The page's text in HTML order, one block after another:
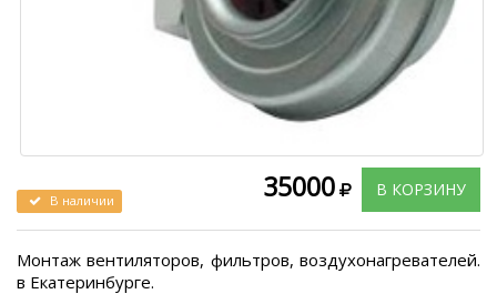
В КОРЗИНУ
35000
В наличии
Монтаж вентиляторов, фильтров, воздухонагревателей.
в Екатеринбурге.